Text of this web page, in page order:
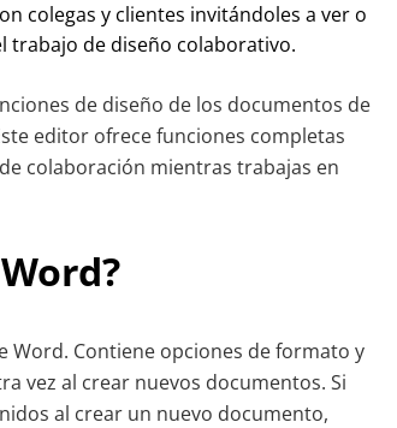
colegas y clientes invitándoles a ver o
trabajo de diseño colaborativo.
de diseño de los documentos de
editor ofrece funciones completas
colaboración mientras trabajas en
Contiene opciones de formato y
vez al crear nuevos documentos. Si
al crear un nuevo documento,